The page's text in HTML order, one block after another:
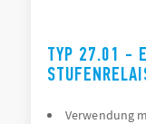
TYP 27.01 -
Verwendung